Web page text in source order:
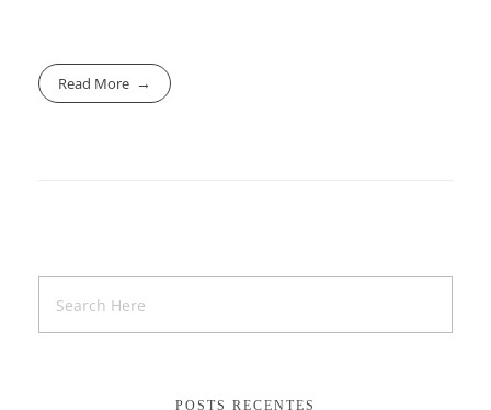
Read More
POSTS RECENTES